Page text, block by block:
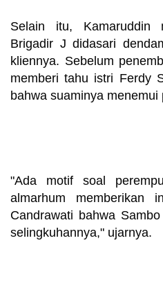
Selain itu, Kamaruddin
Brigadir J didasari
kliennya. Sebelum
memberi tahu istri Ferdy
bahwa suaminya menemui
"Ada motif soal
almarhum memberikan
Candrawati bahwa
selingkuhannya," ujarnya.